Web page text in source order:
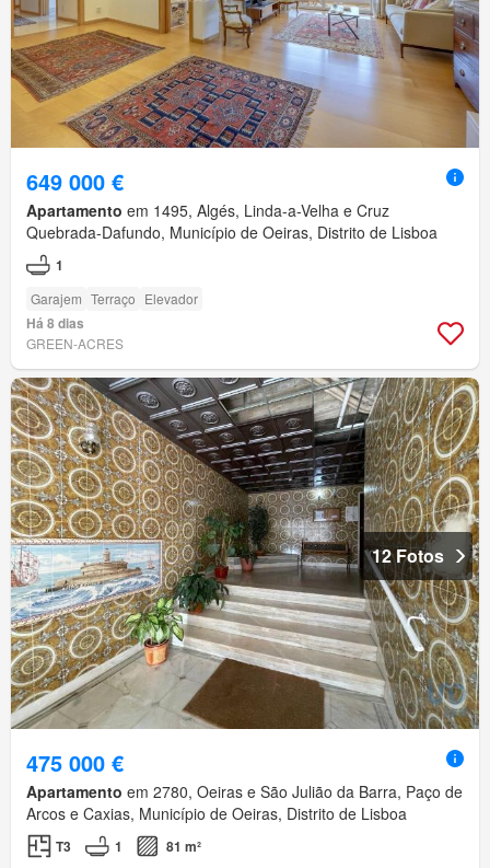
649 000 €
Apartamento em 1495, Algés, Linda-a-Velha e Cruz
Quebrada-Dafundo, Município de Oeiras, Distrito de Lisboa
1
Garajem Terraço Elevador
Há 8 dias
GREEN-ACRES
12 Fotos
475 000 €
Apartamento em 2780, Oeiras e São Julião da Barra, Paço de
Arcos e Caxias, Município de Oeiras, Distrito de Lisboa
T3 1 81 m²